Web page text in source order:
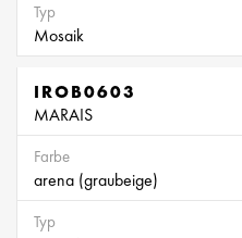
Typ
Mosaik
IROB0603
MARAIS
Farbe
arena (graubeige)
Typ